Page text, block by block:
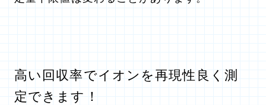
高い回収率でイオンを再現性良く測
定できます！